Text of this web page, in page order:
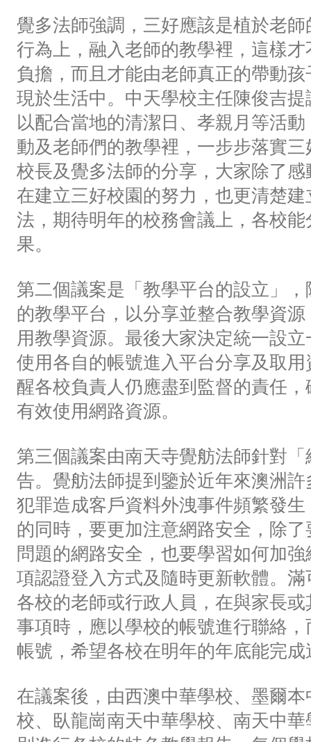
覺多法師強調，三好應該是植於老
行為上，融入老師的教學裡，這樣
負擔，而且才能由老師真正的帶動
現於生活中。中天學校主任陳俊吉
以配合當地的清潔日、孝親月等活
動及老師們的教學裡，一步步落實
校長及覺多法師的分享，大家除了
在建立三好校園的努力，也更清楚
法，期待明年的校務會議上，各校
果。
第二個議案是「教學平台的設立」
的教學平台，以分享並整合教學資
用教學資源。最後大家決定統一設
使用各自的帳號進入平台分享及取
醒各校負責人仍應盡到監督的責任
有效使用網路資源。
第三個議案由南天寺覺舫法師針對
告。覺舫法師提到鑒於近年來澳洲
犯罪造成客戶資料外洩事件頻繁發
的同時，要更加注意網路安全，除
問題的網路安全，也要學習如何加
項認證登入方式及隨時更新軟體。
各校的老師或行政人員，在與家長
事項時，應以學校的帳號進行聯絡
帳號，希望各校在明年的年底能完
在議案後，由西澳中華學校、墨爾
校、臥龍崗南天中華學校、南天中